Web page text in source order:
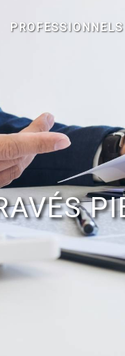
PROFESSIONNELS